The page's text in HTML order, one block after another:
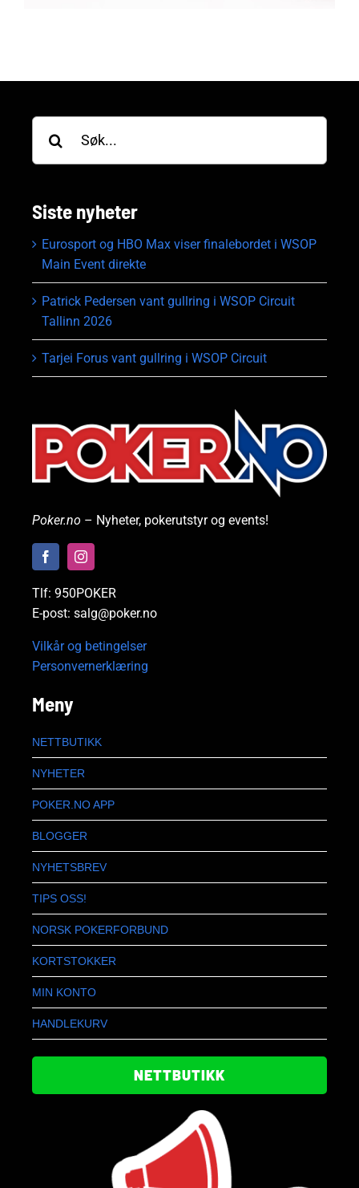
Søk
etter:
Siste nyheter
Eurosport og HBO Max viser finalebordet i WSOP
Main Event direkte
Patrick Pedersen vant gullring i WSOP Circuit
Tallinn 2026
Tarjei Forus vant gullring i WSOP Circuit
Poker.no – Nyheter, pokerutstyr og events!
Tlf: 950POKER
E-post: salg@poker.no
Vilkår og betingelser
Personvernerklæring
Meny
NETTBUTIKK
NYHETER
POKER.NO APP
BLOGGER
NYHETSBREV
TIPS OSS!
NORSK POKERFORBUND
KORTSTOKKER
MIN KONTO
HANDLEKURV
NETTBUTIKK